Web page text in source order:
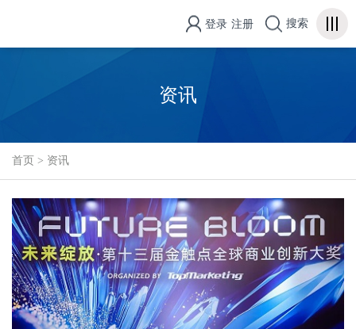
登录 注册 搜索
资讯
首页 > 资讯